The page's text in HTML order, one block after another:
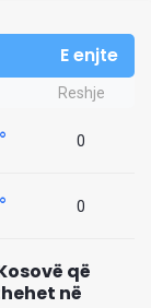
E enjte
Reshje
° 0
° 0
që
në